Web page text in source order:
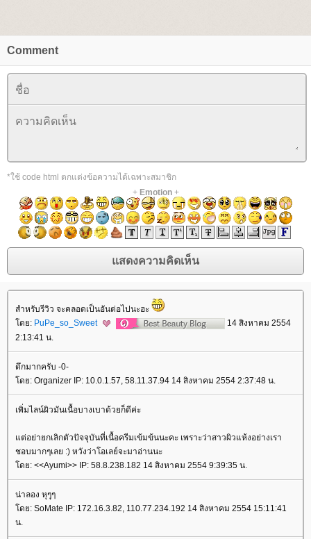
Comment
*ใช้ code html ตกแต่งข้อความได้เฉพาะสมาชิก
+ Emotion+
สำหรับรีวิว จะคลอดเป็นอันต่อไปนะฮะ
ดย: PuPe_so_Sweet
14 สิงหาคม 2554
2:13:41 น.
ดึกมากครับ -0-
ดย: Organizer IP: 10.0.1.57, 58.11.37.94 14 สิงหาคม 2554 2:37:48 น.
เพิ่มไลน์ผิวมันเนื้อบางเบาด้วยก็ดีค่ะ
ต่อย่ายกเลิกตัวปัจจุบันที่เนื้อครีมเข้มข้นนะคะ เพราะว่าสาวผิวแห้งอย่างเรา
ชอบมากๆเลย :) หวังว่าโอเลย์จะมาอ่านนะ
ดย: <<Ayumi>> IP: 58.8.238.182 14 สิงหาคม 2554 9:39:35 น.
น่าลอง หุๆุๆ
ดย: SoMate IP: 172.16.3.82, 110.77.234.192 14 สิงหาคม 2554 15:11:41
น.